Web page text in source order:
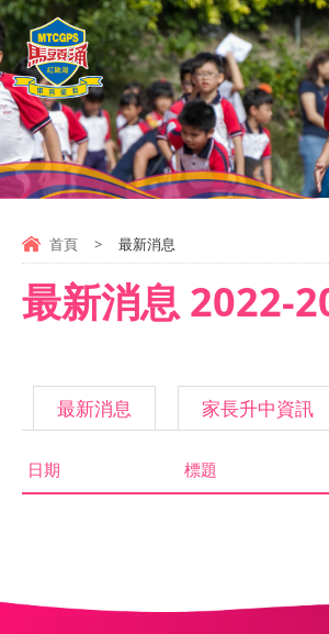
首頁 > 最新消息
最新消息 2022-
最新消息 家長升中資訊
日期 標題